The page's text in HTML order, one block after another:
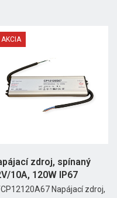
AKCIA
zdroj, spínaný
10A, 120W IP67
Napájací zdroj,